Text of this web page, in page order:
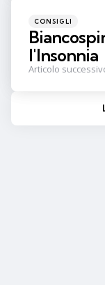
Pubblicato
in
CONSIGLI
l'Insonnia
Articolo